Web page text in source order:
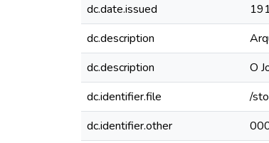
dc.date.issued
dc.description
dc.description
O
dc.identifier.file
/
dc.identifier.other